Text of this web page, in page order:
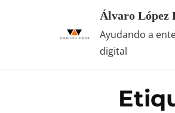
Álvaro López
Ayudando a
digital